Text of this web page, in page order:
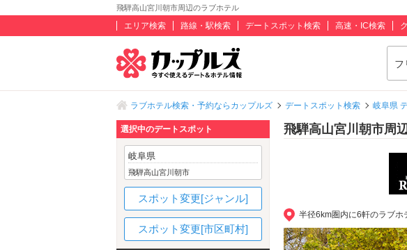
飛騨高山宮川朝市周辺のラブホテル
エリア検索 路線・駅検索 デートスポット検索 高速・IC検索
フ
ラブホテル検索・予約ならカップルズ デートスポット検索 岐阜県
飛騨高山宮川朝市周
半径6km圏内に6軒のラブホ
選択中のデートスポット
岐阜県
飛騨高山宮川朝市
スポット変更[ジャンル]
スポット変更[市区町村]